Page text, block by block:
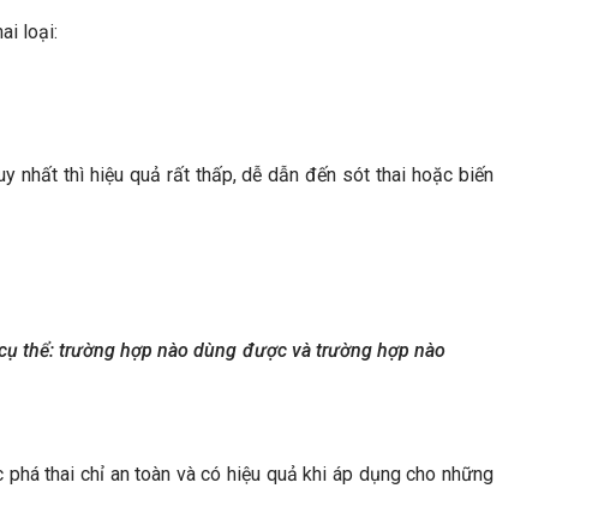
loại:
nhất thì hiệu quả rất thấp, dễ dẫn đến sót thai hoặc biến
thể: trường hợp nào dùng được và trường hợp nào
thai chỉ an toàn và có hiệu quả khi áp dụng cho những